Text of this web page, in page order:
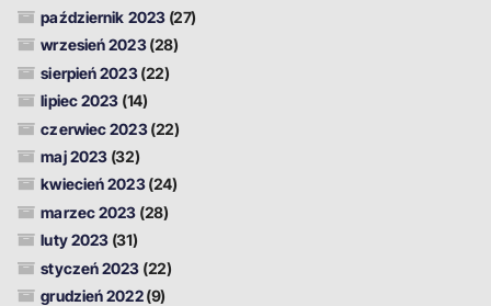
październik 2023(27)
wrzesień 2023(28)
sierpień 2023(22)
lipiec 2023 (14)
czerwiec 2023(22)
maj 2023 (32)
kwiecień 2023(24)
marzec 2023 (28)
luty 2023 (31)
styczeń 2023 (22)
grudzień 2022(9)